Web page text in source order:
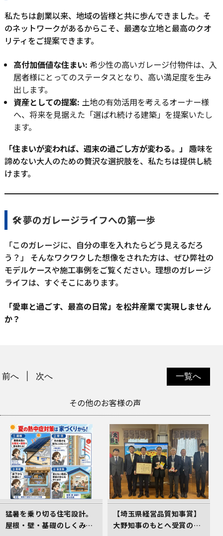
私たちは創業以来、地域の皆様と共に歩んできました。そ
のネットワークがあるからこそ、最適な立地と最高のクオ
リティをご提案できます。
高付加価値な住まい: 希少性の高いガレージ付物件は、入
居者様にとってのステータスとなり、高い満足度を生み
出します。
資産としての提案: 土地の有効活用を考えるオーナー様
へ、将来を見据えた「選ばれ続ける建築」を提案いたし
ます。
「住まいが変われば、週末の過ごし方が変わる。」 趣味を
諦めない大人のための贅沢な選択肢を、私たちは提供し続
けます。
🛠️ 夢のガレージライフへの第一歩
「このガレージに、自分の車を入れたらどう見えるだろ
う？」 そんなワクワクした想像をされた方は、ぜひ弊社の
モデルケースや施工事例をご覧ください。理想のガレージ
ライフは、すぐそこにあります。
「愛車と過ごす、最高の日常」を松井産業で実現しません
か？
一覧へ
前へ 次へ
その他のお客様の声
猛暑を乗り切る住宅設計。
屋根・壁・基礎のしくみが
【埼玉県経営品質知事賞】
大野知事のもとへ受賞の御